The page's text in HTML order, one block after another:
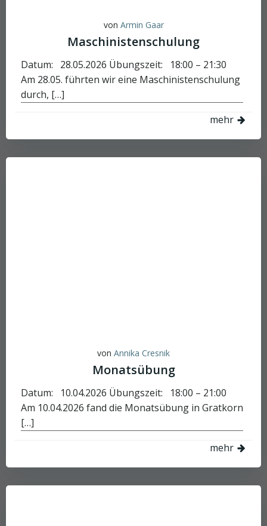
von Armin Gaar
Maschinistenschulung
Datum: 28.05.2026 Übungszeit: 18:00 – 21:30
Am 28.05. führten wir eine Maschinistenschulung
durch, […]
mehr
von Annika Cresnik
Monatsübung
Datum: 10.04.2026 Übungszeit: 18:00 – 21:00
Am 10.04.2026 fand die Monatsübung in Gratkorn
[…]
mehr